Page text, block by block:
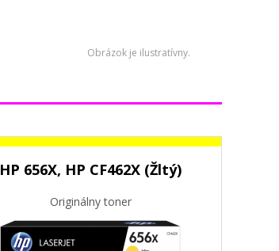
Obrázok je ilustratívny.
HP 656X, HP CF462X (Žltý)
Originálny toner